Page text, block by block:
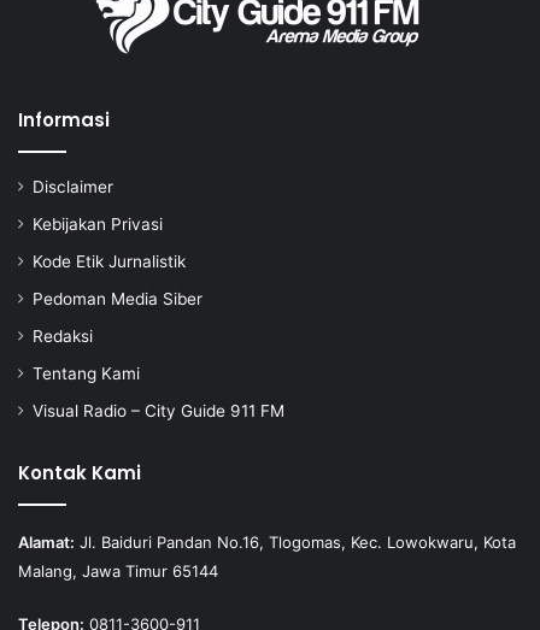
Informasi
Disclaimer
Kebijakan Privasi
Kode Etik Jurnalistik
Pedoman Media Siber
Redaksi
Tentang Kami
Visual Radio – City Guide 911 FM
Kontak Kami
Alamat: Jl. Baiduri Pandan No.16, Tlogomas, Kec. Lowokwaru, Kota
Malang, Jawa Timur 65144
Telepon: 0811-3600-911